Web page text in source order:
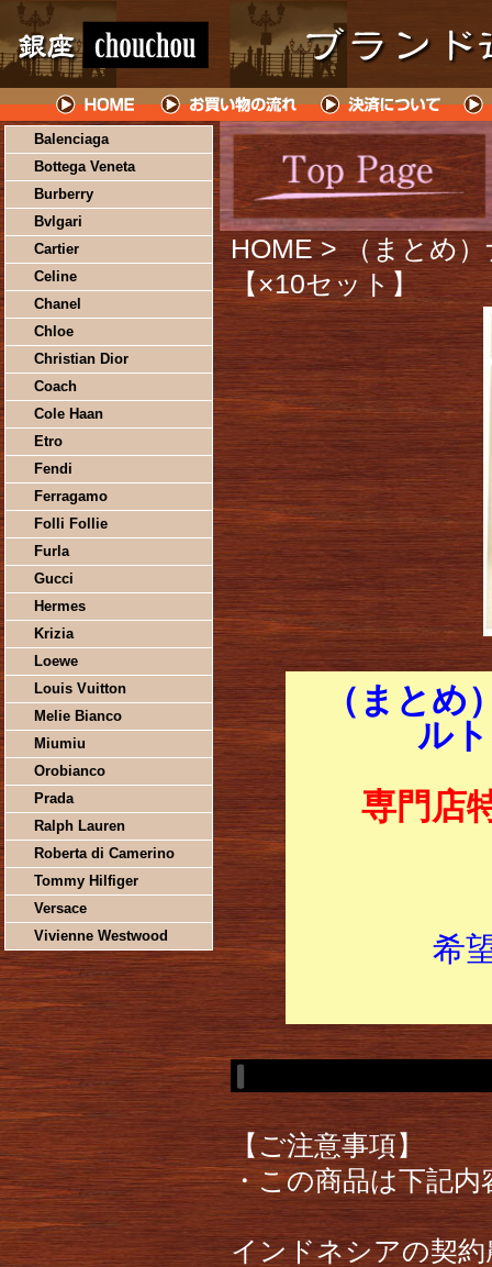
Balenciaga
Bottega Veneta
Burberry
Bvlgari
Cartier
Celine
Chanel
Chloe
Christian Dior
Coach
Cole Haan
Etro
Fendi
Ferragamo
Folli Follie
Furla
Gucci
Hermes
Krizia
Loewe
Louis Vuitton
Melie Bianco
Miumiu
Orobianco
Prada
Ralph Lauren
Roberta di Camerino
Tommy Hilfiger
Versace
Vivienne Westwood
HOME > （まとめ
【×10セット】
（まと
ル
専門店
希
【ご注意事項】
・この商品は下記
インドネシアの契